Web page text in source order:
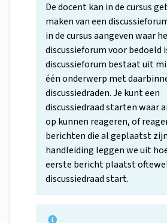
De docent kan in de cursus
maken van een
in de cursus aangeven waar
discussieforum voor bedoeld
discussieforum bestaat uit
één onderwerp met
discussiedraden. Je kunt een
discussiedraad starten waar
op kunnen reageren, of
berichten die al geplaatst
handleiding leggen we uit
eerste bericht plaatst
discussiedraad start.